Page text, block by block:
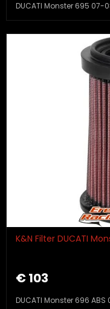
DUCATI Monster 695 07-
K&N Filter DUCATI
€ 103
DUCATI Monster 696